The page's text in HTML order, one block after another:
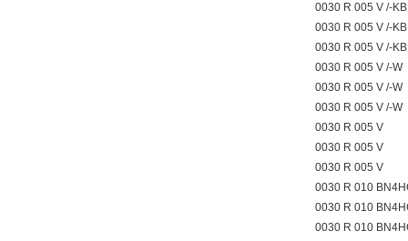
0030 R 005 V /-
0030 R 005 V /-
0030 R 005 V /-
0030 R 005 V /-W
0030 R 005 V /-W
0030 R 005 V /-W
0030 R 005 V
0030 R 005 V
0030 R 005 V
0030 R 010
0030 R 010
0030 R 010